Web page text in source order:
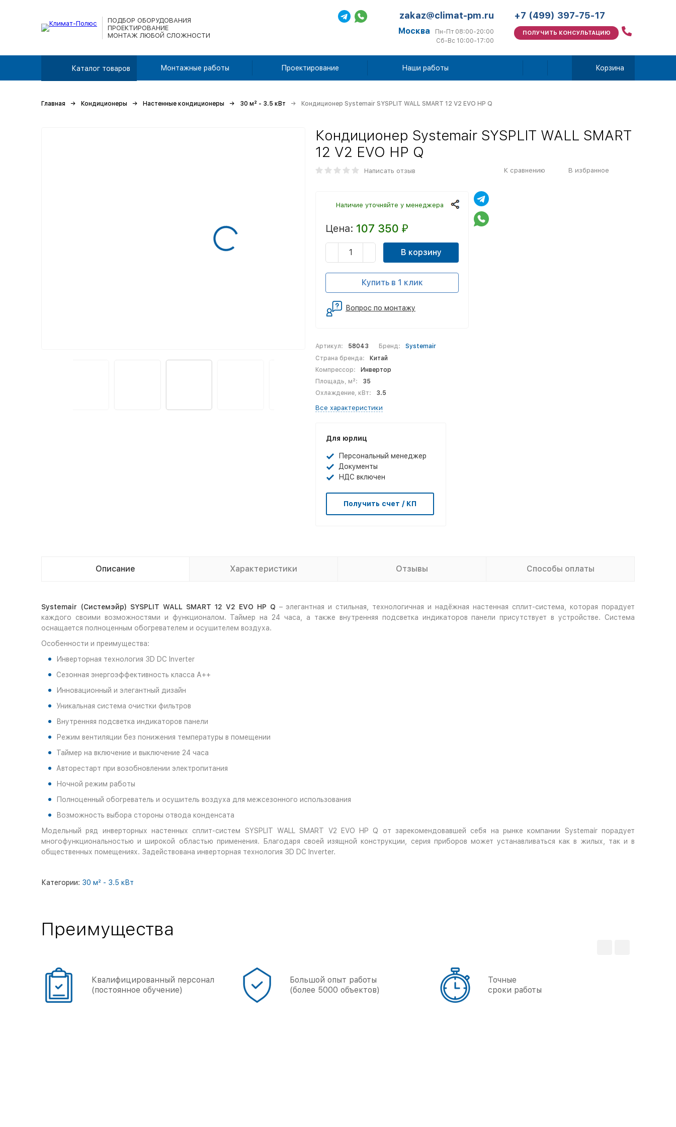
ПОДБОР ОБОРУДОВАНИЯ
ПРОЕКТИРОВАНИЕ
МОНТАЖ ЛЮБОЙ СЛОЖНОСТИ
zakaz@climat-pm.ru
Москва
Пн-Пт 08:00-20:00
Сб-Вс 10:00-17:00
+7 (499) 397-75-17
ПОЛУЧИТЬ КОНСУЛЬТАЦИЮ
Каталог товаров Монтажные работы Проектирование Наши работы Корзина
Главная Кондиционеры Настенные кондиционеры 30 м² - 3.5 кВт Кондиционер Systemair SYSPLIT WALL SMART 12 V2 EVO HP Q
Кондиционер Systemair SYSPLIT WALL SMART
12 V2 EVO HP Q
Написать отзыв К сравнению В избранное
Артикул: 58043 Бренд:
Systemair
Страна бренда:
Китай
Компрессор:
Инвертор
Площадь, м²:
35
Охлаждение, кВт:
3.5
Все характеристики
Для юрлиц
Персональный менеджер
Документы
НДС включен
Получить счет / КП
Наличие уточняйте у менеджера
Цена: 107 350 ₽
В корзину
Купить в 1 клик
Вопрос по монтажу
Описание Характеристики Отзывы Способы оплаты
Systemair (Системэйр) SYSPLIT WALL SMART 12 V2 EVO HP Q – элегантная и стильная, технологичная и надёжная настенная сплит-система, которая порадует
каждого своими возможностями и функционалом. Таймер на 24 часа, а также внутренняя подсветка индикаторов панели присутствует в устройстве. Система
оснащается полноценным обогревателем и осушителем воздуха.
Особенности и преимущества:
Инверторная технология 3D DC Inverter
Сезонная энергоэффективность класса А++
Инновационный и элегантный дизайн
Уникальная система очистки фильтров
Внутренняя подсветка индикаторов панели
Режим вентиляции без понижения температуры в помещении
Таймер на включение и выключение 24 часа
Авторестарт при возобновлении электропитания
Ночной режим работы
Полноценный обогреватель и осушитель воздуха для межсезонного использования
Возможность выбора стороны отвода конденсата
Модельный ряд инверторных настенных сплит-систем SYSPLIT WALL SMART V2 EVO HP Q от зарекомендовавшей себя на рынке компании Systemair порадует
многофункциональностью и широкой областью применения. Благодаря своей изящной конструкции, серия приборов может устанавливаться как в жилых, так и в
общественных помещениях. Задействована инверторная технология 3D DC Inverter.
Категории: 30 м² - 3.5 кВт
Преимущества
Большой опыт работы
(более 5000 объектов)
Точные
сроки работы
Мы любим
свое дело